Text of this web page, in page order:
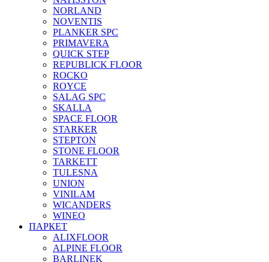
NORLAND
NOVENTIS
PLANKER SPC
PRIMAVERA
QUICK STEP
REPUBLICK FLOOR
ROCKO
ROYCE
SALAG SPC
SKALLA
SPACE FLOOR
STARKER
STEPTON
STONE FLOOR
TARKETT
TULESNA
UNION
VINILAM
WICANDERS
WINEO
ПАРКЕТ
ALIXFLOOR
ALPINE FLOOR
BARLINEK